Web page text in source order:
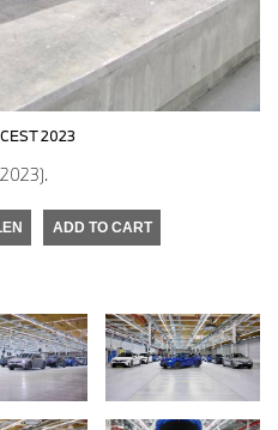
2023
ADD TO CART